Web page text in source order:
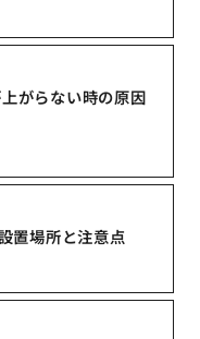
がらない時の原因
置場所と注意点